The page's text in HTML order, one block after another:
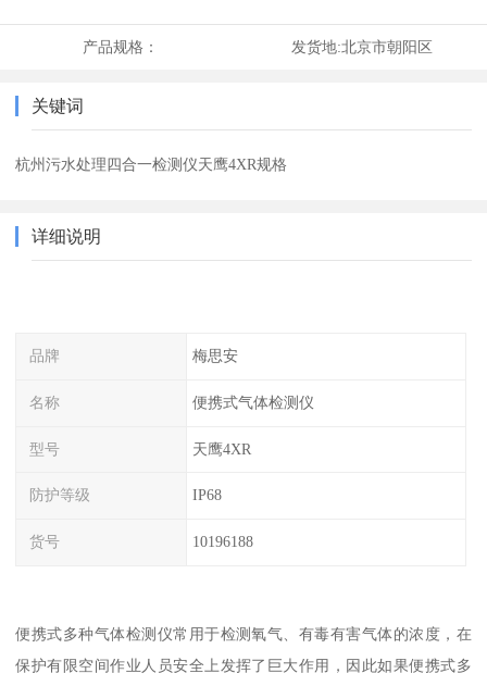
产品规格： 发货地:北京市朝阳区
关键词
杭州污水处理四合一检测仪天鹰4XR规格
详细说明
品牌 梅思安
名称 便携式气体检测仪
型号 天鹰4XR
防护等级 IP68
货号 10196188
便携式多种气体检测仪常用于检测氧气、有毒有害气体的浓度，在
保护有限空间作业人员安全上发挥了巨大作用，因此如果便携式多